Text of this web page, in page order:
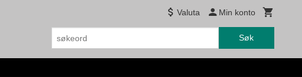
Valuta Min konto
Søk